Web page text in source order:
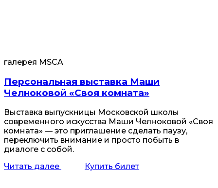
галерея MSCA
Персональная выставка Маши
Челноковой «Своя комната»
Выставка выпускницы Московской школы
современного искусства Маши Челноковой «Своя
комната» — это приглашение сделать паузу,
переключить внимание и просто побыть в
диалоге с собой.
Читать далее
Купить билет